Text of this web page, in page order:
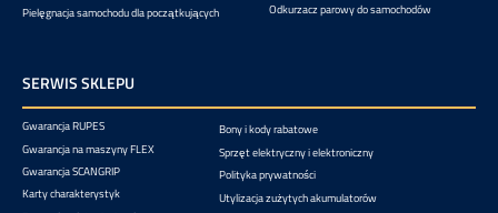
Pielęgnacja samochodu dla początkujących
Odkurzacz parowy do samochodów
SERWIS SKLEPU
Gwarancja RUPES
Gwarancja na maszyny FLEX
Gwarancja SCANGRIP
Karty charakterystyk
Bony i kody rabatowe
Sprzęt elektryczny i elektroniczny
Polityka prywatności
Utylizacja zużytych akumulatorów